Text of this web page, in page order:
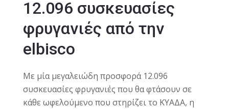
12.096 συσκευασίες
φρυγανιές από την
elbisco
Με μία μεγαλειώδη προσφορά 12.096
συσκευασίες φρυγανιές που θα φτάσουν σε
κάθε ωφελούμενο που στηρίζει το ΚΥΑΔΑ, η